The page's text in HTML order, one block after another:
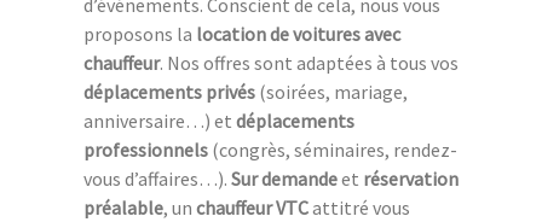
proposons la location de voitures avec
chauffeur. Nos offres sont adaptées à tous vos
déplacements privés (soirées, mariage,
anniversaire…) et déplacements
professionnels (congrès, séminaires, rendez-
vous d’affaires…). Sur demandeet réservation
préalable, un chauffeur VTCattitré vous